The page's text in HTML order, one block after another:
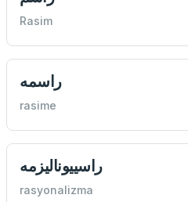
Rasim
راسمه
rasime
راسييوناليزمه
rasyonalizma